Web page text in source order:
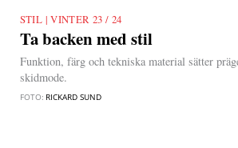
VINTER 23 / 24
Ta backen med stil
Funktion, färg och tekniska material sätter
skidmode.
FOTO: RICKARD SUND